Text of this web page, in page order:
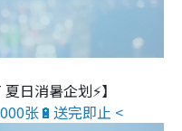
日消暑企划⚡】
张🔋送完即止 <